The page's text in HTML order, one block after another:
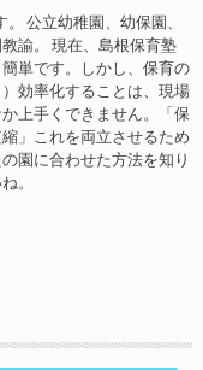
公立幼稚園、幼保園、
諭。 現在、島根保育塾
単です。しかし、保育の
効率化することは、現場
上手くできません。「保
」これを両立させるため
園に合わせた方法を知り
。